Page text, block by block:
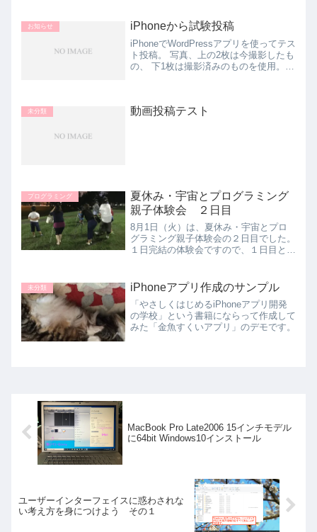
主人）に預けたそうです。すると、その
ご主人の会社の従業員（だっ...
お知らせ iPhoneから試験投稿
iPhoneでWordPressアプリを使ってテス
ト投稿。 写真、上の2枚は今撮影したも
の、 下1枚は撮影済みのものを使用。エ
未分類 動画投稿テスト
プログラミング
夏休み・宇宙とプログラミング
親子体験会 ２日目
8月1日（火）は、夏休み・宇宙とプロ
グラミング親子体験会の２日目でした。
１日完結の体験会ですので、１日目とは
た。満席で賑わう教室内プログラムを組
む様子プログラムに独自の...
未分類 iPhoneアプリ作成のサンプル
「やさしくはじめるiPhoneアプリ開発
の学校」という書籍にならって作成して
みた「金魚すくいアプリ」のデモです。
MacBook Pro Late2006 15インチモデル
に64bit Windows10インストール
ユーザーインターフェイスに惑わされな
い考え方を身につけよう その１